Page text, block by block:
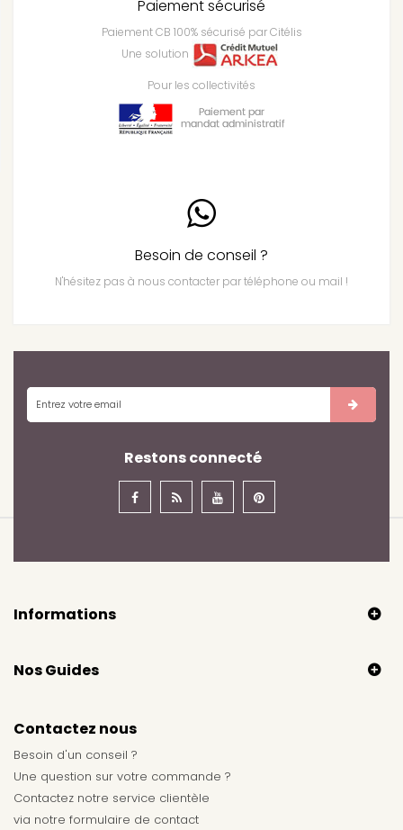
Paiement sécurisé
Paiement CB 100% sécurisé par Citélis
Une solution
Pour les collectivités
Besoin de conseil ?
N'hésitez pas à nous contacter par téléphone ou mail !
Restons connecté
Informations
Nos Guides
Contactez nous
Besoin d'un conseil ?
Une question sur votre commande ?
Contactez notre service clientèle
via notre formulaire de contact